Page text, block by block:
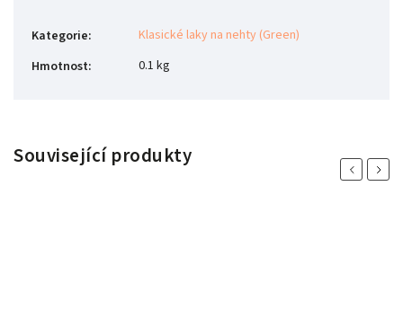
Kategorie:
Klasické laky na nehty (Green)
Hmotnost: 0.1 kg
Související produkty
PreviousNext